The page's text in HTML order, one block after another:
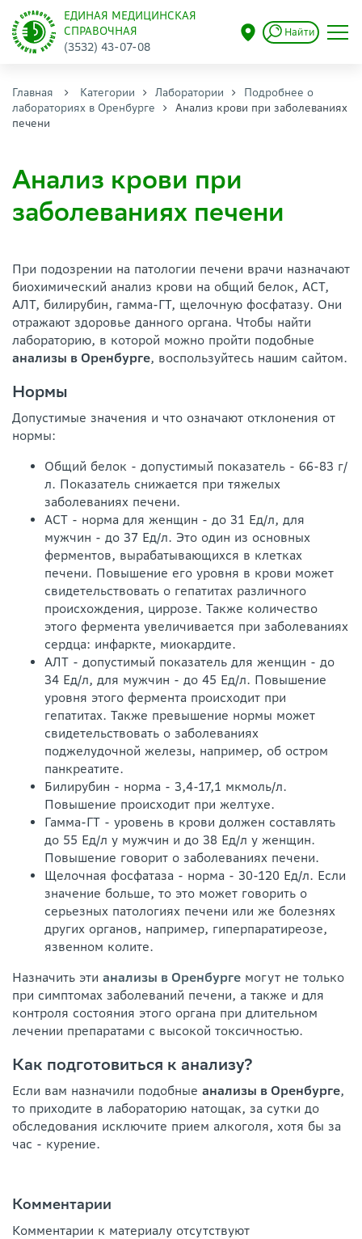
ЕДИНАЯ МЕДИЦИНСКАЯ
СПРАВОЧНАЯ
(3532) 43-07-08
Найти
Главная Категории Лаборатории
Подробнее о
лабораториях в Оренбурге
Анализ крови при заболеваниях
печени
Анализ крови при
заболеваниях печени
При подозрении на патологии печени врачи назначают
биохимический анализ крови на общий белок, АСТ,
АЛТ, билирубин, гамма-ГТ, щелочную фосфатазу. Они
отражают здоровье данного органа. Чтобы найти
лабораторию, в которой можно пройти подобные
анализы в Оренбурге, воспользуйтесь нашим сайтом.
Нормы
Допустимые значения и что означают отклонения от
нормы:
Общий белок - допустимый показатель - 66-83 г/
л. Показатель снижается при тяжелых
заболеваниях печени.
АСТ - норма для женщин - до 31 Ед/л, для
мужчин - до 37 Ед/л. Это один из основных
ферментов, вырабатывающихся в клетках
печени. Повышение его уровня в крови может
свидетельствовать о гепатитах различного
происхождения, циррозе. Также количество
этого фермента увеличивается при заболеваниях
сердца: инфаркте, миокардите.
АЛТ - допустимый показатель для женщин - до
34 Ед/л, для мужчин - до 45 Ед/л. Повышение
уровня этого фермента происходит при
гепатитах. Также превышение нормы может
свидетельствовать о заболеваниях
поджелудочной железы, например, об остром
панкреатите.
Билирубин - норма - 3,4-17,1 мкмоль/л.
Повышение происходит при желтухе.
Гамма-ГТ - уровень в крови должен составлять
до 55 Ед/л у мужчин и до 38 Ед/л у женщин.
Повышение говорит о заболеваниях печени.
Щелочная фосфатаза - норма - 30-120 Ед/л. Если
значение больше, то это может говорить о
серьезных патологиях печени или же болезнях
других органов, например, гиперпаратиреозе,
язвенном колите.
Назначить эти анализы в Оренбурге могут не только
при симптомах заболеваний печени, а также и для
контроля состояния этого органа при длительном
лечении препаратами с высокой токсичностью.
Как подготовиться к анализу?
Если вам назначили подобные анализы в Оренбурге,
то приходите в лабораторию натощак, за сутки до
обследования исключите прием алкоголя, хотя бы за
час - курение.
Комментарии
Комментарии к материалу отсутствуют